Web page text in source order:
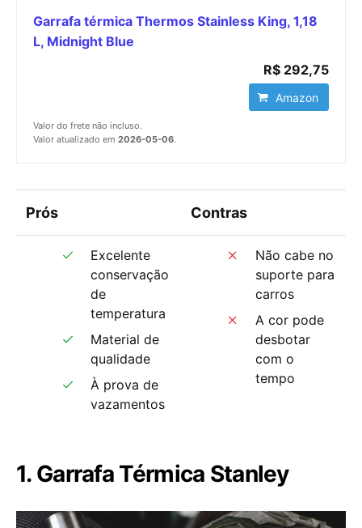
Garrafa térmica Thermos Stainless King, 1,18
L, Midnight Blue
R$ 292,75
Amazon
Valor do frete não incluso.
Valor atualizado em 2026-05-06.
Prós Contras
Excelente
conservação
de
temperatura
Material de
qualidade
À prova de
vazamentos
Não cabe no
suporte para
carros
A cor pode
desbotar
com o
tempo
1. Garrafa Térmica Stanley